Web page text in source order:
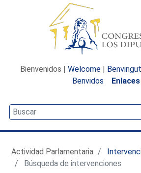
Bienvenidos | Welcome |
Benvidos
Enlaces
Actividad Parlamentaria
Búsqueda de intervenciones